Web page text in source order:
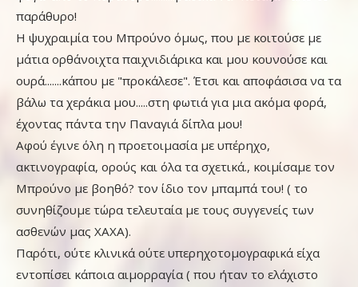
παράθυρο!
Η ψυχραιμία του Μπρούνο όμως, που με κοιτούσε με
μάτια ορθάνοιχτα παιχνιδιάρικα και μου κουνούσε και
ουρά.......κάπου με "προκάλεσε". Έτσι και αποφάσισα να τα
βάλω τα χεράκια μου.....στη φωτιά για μια ακόμα φορά,
έχοντας πάντα την Παναγιά δίπλα μου!
Αφού έγινε όλη η προετοιμασία με υπέρηχο,
ακτινογραφία, ορούς και όλα τα σχετικά., κοιμίσαμε τον
Μπρούνο με βοηθό? τον ίδιο τον μπαμπά του! ( το
συνηθίζουμε τώρα τελευταία με τους συγγενείς των
ασθενών μας ΧΑΧΑ).
Παρότι, ούτε κλινικά ούτε υπερηχοτομογραφικά είχα
εντοπίσει κάποια αιμορραγία ( που ήταν το ελάχιστο